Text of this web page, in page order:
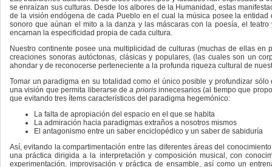
se enraízan sus culturas. Desde los albores de la Humanidad, estas
de la visión endógena de cada Pueblo en el cual la música posee la
sonoro que aúnan el mito a la danza y las máscaras con la poesía, el
encarnan la especificidad propia de cada cultura.
Nuestro continente posee una multiplicidad de culturas (muchas de ellas
creaciones sonoras autóctonas, clásicas y populares, (las cuales son un
ahondar y de reconocerse perteneciente a la profunda riqueza cultural de
Tomar un paradigma en su totalidad como el único posible y profundizar
una visión que permita liberarse dea prioris innecesarios (al tiempo que
que evitando tres ítems característicos del paradigma hegemónico:
La falta de apropiación del espacio en el que se habita
La admiración hacia paradigmas extraños a nosotros mismos
El antagonismo entre un saber enciclopédico y un saber de sabiduría
Así, evitando la compartimentación entre las diferentes áreas del
una práctica dirigida a la interpretación y composición musical, con
experimentación, improvisación y práctica de ensamble, así como un